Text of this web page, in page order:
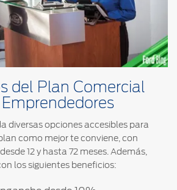
del Plan Comercial
diversas opciones accesibles para
como mejor te conviene, con
12 y hasta 72 meses. Además,
los siguientes beneficios: